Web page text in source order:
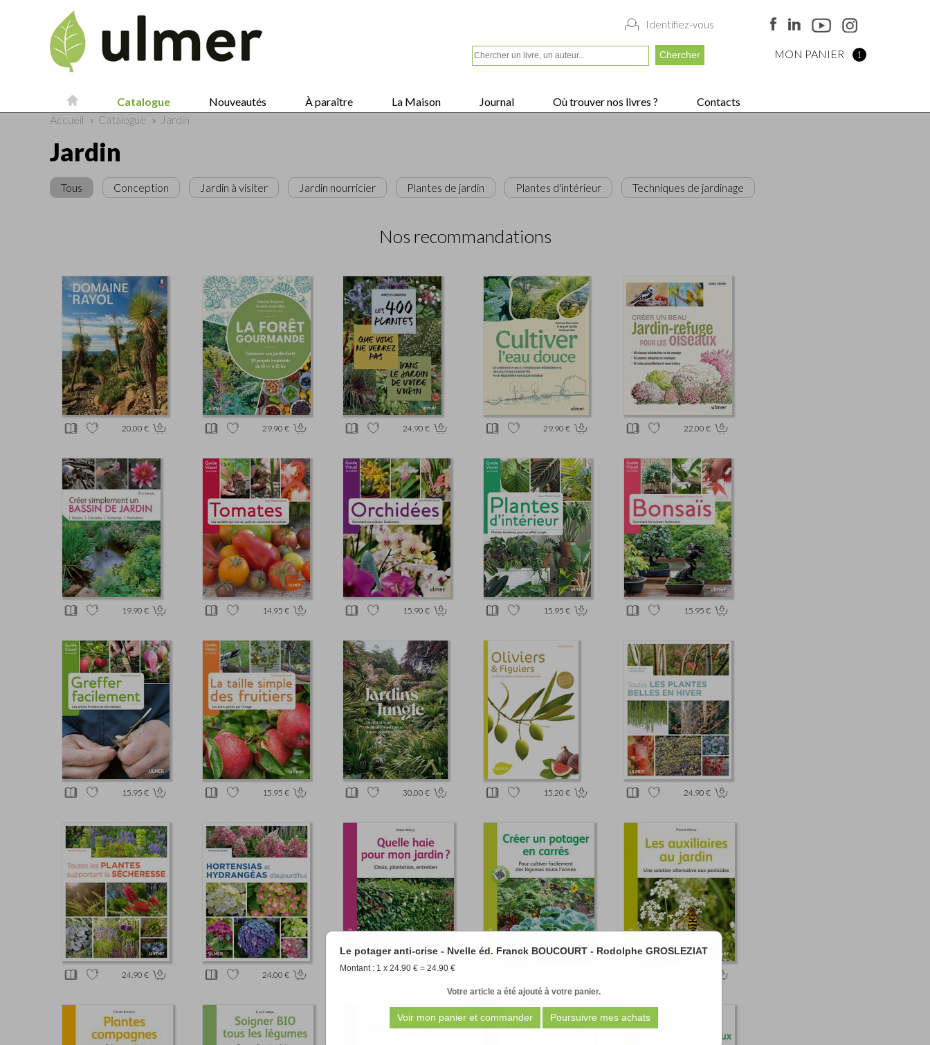
Le potager anti-crise - Nvelle éd. Franck BOUCOURT - Rodolphe GROSLEZIAT
Montant : 1 x 24.90 € = 24.90 €
Votre article a été ajouté à votre panier.
Identifiez-vous
MON PANIER 1
Catalogue Nouveautés À paraître La Maison Journal Où trouver nos livres ?
Contacts
Accueil » Catalogue » Jardin
Jardin
Tous Conception Jardin à visiter Jardin nourricier Plantes de jardin Plantes d'intérieur Techniques de jardinage
Nos recommandations
20.00 € 29.90 € 24.90 € 29.90 € 22.00 €
19.90 € 14.95 € 15.90 € 15.95 € 15.95 €
15.95 € 15.95 € 30.00 € 15.20 € 24.90 €
24.90 € 24.00 €